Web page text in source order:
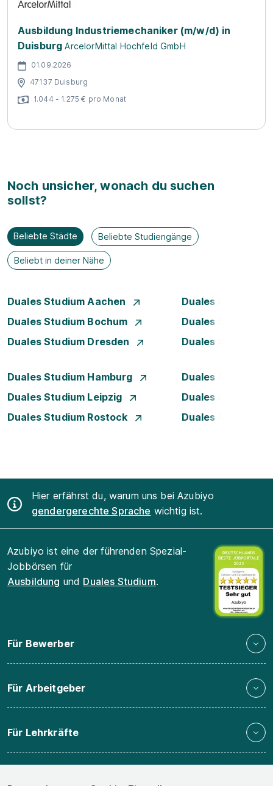
Ausbildung Industriemechaniker (m/w/d) in
Duisburg ArcelorMittal Hochfeld GmbH
01.09.2026
47137 Duisburg
1.044 - 1.275 € pro Monat
Noch unsicher, wonach du suchen
sollst?
Beliebte Städte Beliebte Studiengänge
Beliebt in deiner Nähe
Duales Studium Aachen
Duales Studium
Duales Studium Bochum
Duales Studium
Duales Studium Dresden
Duales Studium
Duales Studium Hamburg
Duales Studium
Duales Studium Leipzig
Duales Studium
Duales Studium Rostock
Duales Studium
Hier erfährst du, warum uns bei Azubiyo
gendergerechte Sprache wichtig ist.
Azubiyo ist eine der führenden Spezial-
Jobbörsen für
Ausbildung und Duales Studium.
Für Bewerber
Für Arbeitgeber
Für Lehrkräfte